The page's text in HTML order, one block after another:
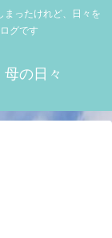
まったけれど、日々を
グです
の日々